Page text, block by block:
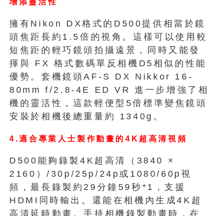
增添靈活性
擁有Nikon DX格式的D500提供相當於鏡
頭焦距長約1.5倍的視角。這樣可以使用較
短焦距的輕巧鏡頭拍攝遠景，同時又能發
揮與 FX 格式數碼單反相機D5相似的性能
優勢。套機鏡頭AF-S DX Nikkor 16-
80mm f/2.8-4E ED VR 進一步增強了相
機的靈活性，這款輕便型5倍標準變焦鏡頭
安裝於相機後總重量約 1340g。
4.適合專業人士製作動畫的4K超高清視頻
D500能夠錄製4K超高清（3840 ×
2160）/30p/25p/24p或1080/60p視
頻，最長錄製約29分鐘59秒*1，支援
HDMI同時輸出。還能在相機內生成4K超
高清延時動畫。手持相機錄製動畫時，在